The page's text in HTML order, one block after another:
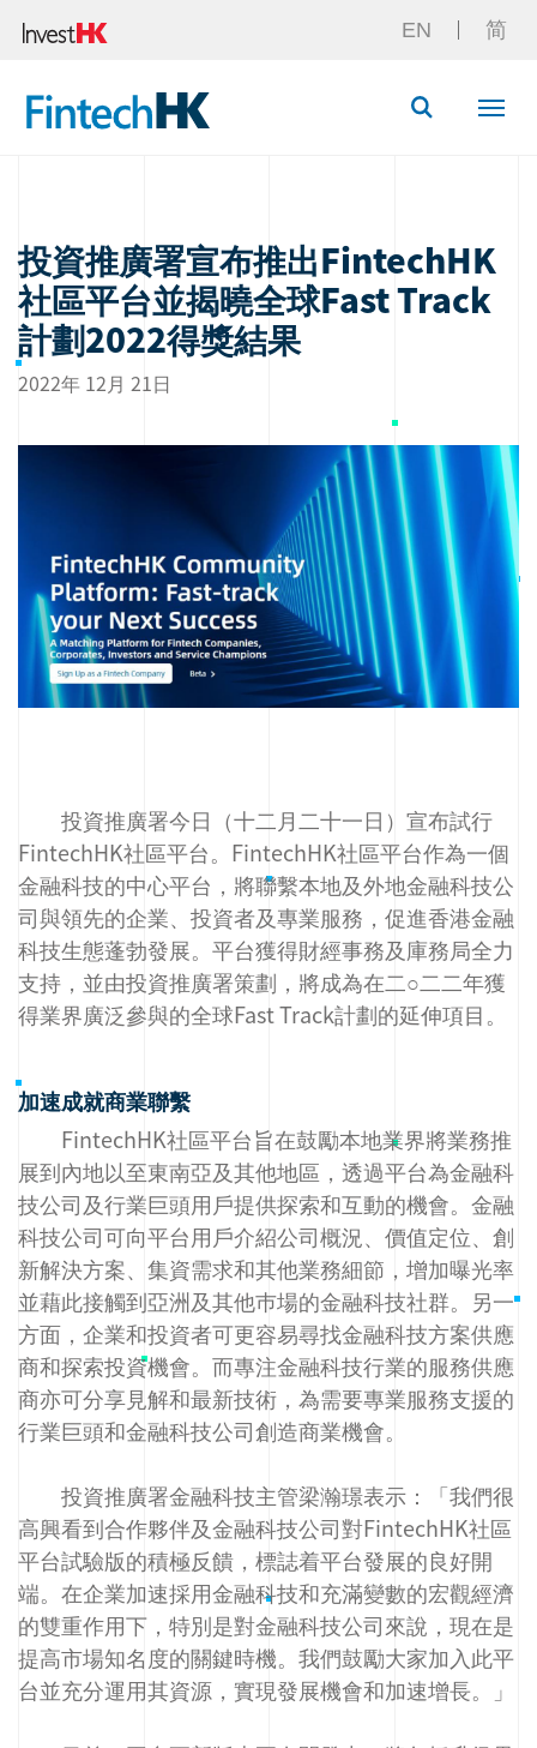
EN 简
Button
投資推廣署宣布推出FintechHK
社區平台並揭曉全球Fast Track
計劃2022得獎結果
2022年 12月 21日
投資推廣署今日（十二月二十一日）宣布試行
FintechHK社區平台。FintechHK社區平台作為一個
金融科技的中心平台，將聯繫本地及外地金融科技公
司與領先的企業、投資者及專業服務，促進香港金融
科技生態蓬勃發展。平台獲得財經事務及庫務局全力
支持，並由投資推廣署策劃，將成為在二○二二年獲
得業界廣泛參與的全球Fast Track計劃的延伸項目。
加速成就商業聯繫
FintechHK社區平台旨在鼓勵本地業界將業務推
展到內地以至東南亞及其他地區，透過平台為金融科
技公司及行業巨頭用戶提供探索和互動的機會。金融
科技公司可向平台用戶介紹公司概況、價值定位、創
新解決方案、集資需求和其他業務細節，增加曝光率
並藉此接觸到亞洲及其他巿場的金融科技社群。另一
方面，企業和投資者可更容易尋找金融科技方案供應
商和探索投資機會。而專注金融科技行業的服務供應
商亦可分享見解和最新技術，為需要專業服務支援的
行業巨頭和金融科技公司創造商業機會。
投資推廣署金融科技主管梁瀚璟表示：「我們很
高興看到合作夥伴及金融科技公司對FintechHK社區
平台試驗版的積極反饋，標誌着平台發展的良好開
端。在企業加速採用金融科技和充滿變數的宏觀經濟
的雙重作用下，特別是對金融科技公司來說，現在是
提高市場知名度的關鍵時機。我們鼓勵大家加入此平
台並充分運用其資源，實現發展機會和加速增長。」